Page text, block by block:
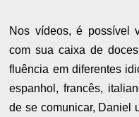
Nos vídeos, é possível
com sua caixa de
fluência em diferentes
espanhol, francês,
de se comunicar, Daniel